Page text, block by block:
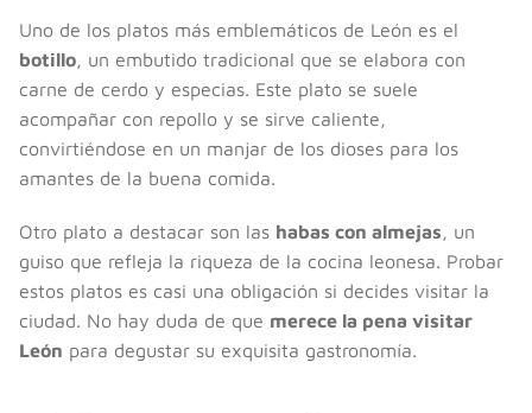
Uno de los platos más emblemáticos de León es el
botillo, un embutido tradicional que se elabora con
carne de cerdo y especias. Este plato se suele
acompañar con repollo y se sirve caliente,
convirtiéndose en un manjar de los dioses para los
amantes de la buena comida.
Otro plato a destacar son las habas con almejas, un
guiso que refleja la riqueza de la cocina leonesa. Probar
estos platos es casi una obligación si decides visitar la
ciudad. No hay duda de que merece la pena visitar
León para degustar su exquisita gastronomía.